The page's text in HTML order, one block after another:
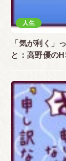
人生
「気が利く」
と：高野優の